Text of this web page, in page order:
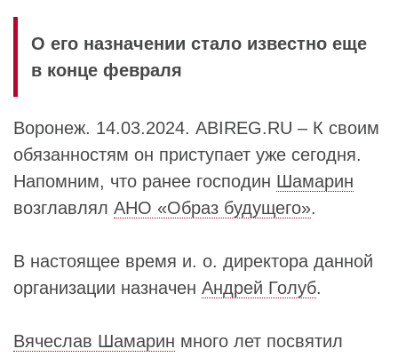
О его назначении стало известно еще
в конце февраля
Воронеж. 14.03.2024. ABIREG.RU – К своим
обязанностям он приступает уже сегодня.
Напомним, что ранее господин Шамарин
возглавлял АНО «Образ будущего».
В настоящее время и. о. директора данной
организации назначен Андрей Голуб.
Вячеслав Шамарин много лет посвятил